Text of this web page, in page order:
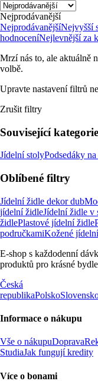
Nejprodávanější
NejprodávanějšíNejvyšší
hodnoceníNejlevnější za
Mrzí nás to, ale aktuálně
volbě.
Upravte nastavení filtrů
Zrušit filtry
Související kategorie
Jídelní stolyPodsedáky
Oblíbené filtry
Jídelní židle dekor dub
jídelní židleJídelní židle v
židlePlastové jídelní židle
područkamiKožené
E-shop s každodenní
produktů pro krásné
Česká
republikaPolsko
Informace o nákupu
Vše o nákupuDoprava
StudiaJak fungují kredity
Více o bonami